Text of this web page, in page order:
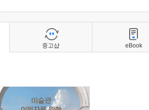
중고샵 eBook